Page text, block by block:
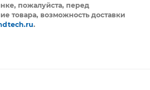
пожалуйста, перед
товара, возможность доставки
.